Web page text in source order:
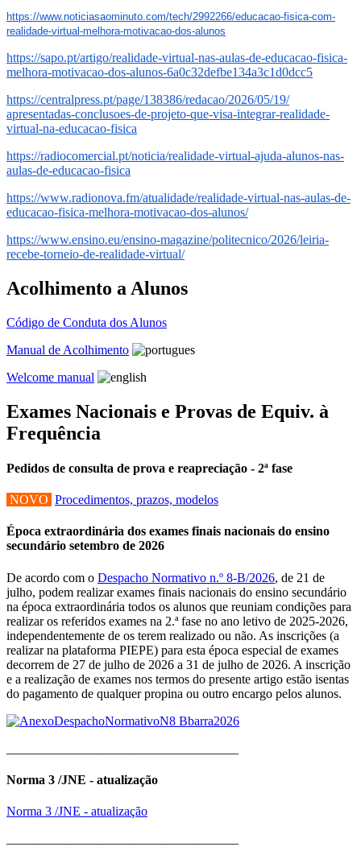
https://www.noticiasaominuto. com/tech/2992266/educacao-fisica-com-
realidade-virtual-melhora-motivacao-dos-alunos
https://sapo.pt/artigo/realidade-virtual-nas-aulas-de-educacao-fisica-
melhora-motivacao-dos-alunos-6a0c32defbe134a3c1d0dcc5
https://centralpress.pt/page/138386/redacao/2026/05/19/
apresentadas-conclusoes-de-projeto-que-visa-integrar-realidade-
virtual-na-educacao-fisica
https://radiocomercial.pt/noticia/realidade-virtual-ajuda-alunos-nas-
aulas-de-educacao-fisica
https://www.radionova.fm/atualidade/realidade-virtual-nas-aulas-de-
educacao-fisica-melhora-motivacao-dos-alunos/
https://www.ensino.eu/ensino-magazine/politecnico/2026/leiria-
recebe-torneio-de-realidade-virtual/
Acolhimento a Alunos
Código de Conduta dos Alunos
Manual de Acolhimento
Welcome manual
Exames Nacionais e Provas de Equiv. à
Frequência
Pedidos de consulta de prova e reapreciação - 2ª fase
NOVO Procedimentos, prazos, modelos
Época extraordinária dos exames finais nacionais do ensino
secundário setembro de 2026
De acordo com o Despacho Normativo n.º 8-B/2026, de 21 de
julho, podem realizar exames finais nacionais do ensino secundário
na época extraordinária todos os alunos que reuniam condições para
realizar os referidos exames na 2.ª fase no ano letivo de 2025-2026,
independentemente de os terem realizado ou não. As inscrições (a
realizar na plataforma PIEPE) para esta época especial de exames
decorrem de 27 de julho de 2026 a 31 de julho de 2026. A inscrição
e a realização de exames nos termos do presente artigo estão isentas
do pagamento de qualquer propina ou outro encargo pelos alunos.
Norma 3 /JNE - atualização
Norma 3 /JNE - atualização